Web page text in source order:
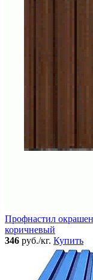
Профнастил
коричневый
346 руб./кг. Купить